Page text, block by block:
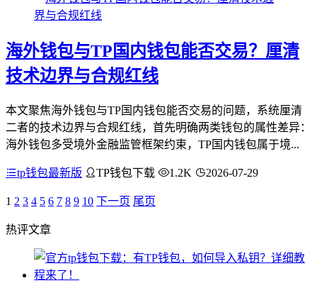
海外钱包与TP国内钱包能否交易？厘清
技术边界与合规红线
本文聚焦海外钱包与TP国内钱包能否交易的问题，系统厘清
二者的技术边界与合规红线，首先明确两类钱包的属性差异：
海外钱包多受境外金融监管框架约束，TP国内钱包属于境...
tp钱包最新版 TP钱包下载 1.2K 2026-07-29
1 2 3 4 5 6 7 8 9 10 下一页 尾页
热评文章